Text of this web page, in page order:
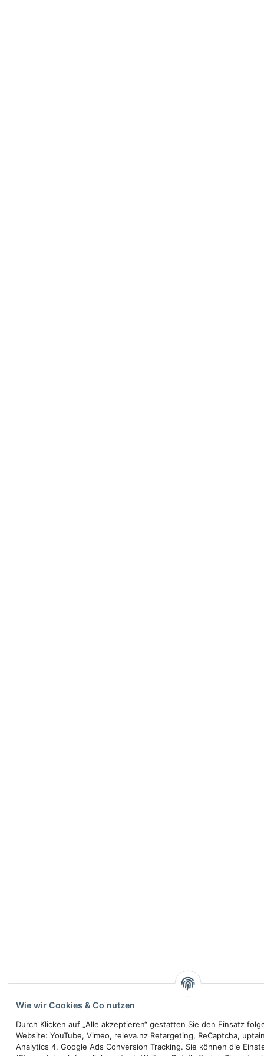
Wie wir Cookies & Co nutzen
Durch Klicken auf „Alle akzeptieren“ gestatten Sie den Einsatz
Website: YouTube, Vimeo, releva.nz Retargeting, ReCaptcha,
Analytics 4, Google Ads Conversion Tracking. Sie können die